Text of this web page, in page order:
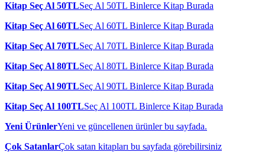
Kitap Seç Al 50TLSeç Al 50TL Binlerce Kitap Burada
Kitap Seç Al 60TLSeç Al 60TL Binlerce Kitap Burada
Kitap Seç Al 70TLSeç Al 70TL Binlerce Kitap Burada
Kitap Seç Al 80TLSeç Al 80TL Binlerce Kitap Burada
Kitap Seç Al 90TLSeç Al 90TL Binlerce Kitap Burada
Kitap Seç Al 100TLSeç Al 100TL Binlerce Kitap Burada
Yeni ÜrünlerYeni ve güncellenen ürünler bu sayfada.
Çok SatanlarÇok satan kitapları bu sayfada görebilirsiniz